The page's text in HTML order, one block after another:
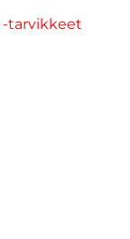
-tarvikkeet